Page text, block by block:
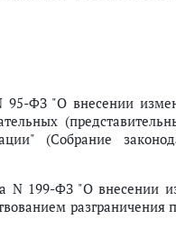
95-ФЗ "О внесении
(Собрание
N 199-ФЗ "О внесении
разграничения